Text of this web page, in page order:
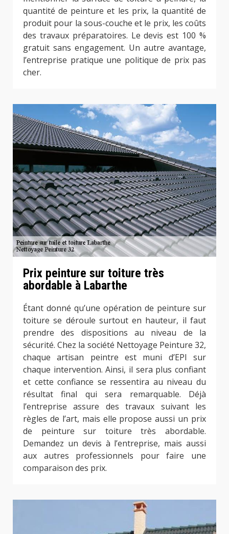
quantité de peinture et les prix, la quantité de
produit pour la sous-couche et le prix, les coûts
des travaux préparatoires. Le devis est 100 %
gratuit sans engagement. Un autre avantage,
l’entreprise pratique une politique de prix pas
cher.
Prix peinture sur toiture très
abordable à Labarthe
Étant donné qu’une opération de peinture sur
toiture se déroule surtout en hauteur, il faut
prendre des dispositions au niveau de la
sécurité. Chez la société Nettoyage Peinture 32,
chaque artisan peintre est muni d’EPI sur
chaque intervention. Ainsi, il sera plus confiant
et cette confiance se ressentira au niveau du
résultat final qui sera remarquable. Déjà
l’entreprise assure des travaux suivant les
règles de l’art, mais elle propose aussi un prix
de peinture sur toiture très abordable.
Demandez un devis à l’entreprise, mais aussi
aux autres professionnels pour faire une
comparaison des prix.